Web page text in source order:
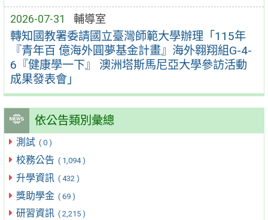
2026-07-31 輔導室
轉知國教署委請國立臺灣師範大學辦理「115年
『青年百 億海外圓夢基金計畫』海外翱翔組G-4-
6『健康學一下』 澳洲塔斯馬尼亞大學參訪活動
成果發表會」
依公告類別彙總
測試 ( 0 )
校務公告 ( 1,094 )
升學資訊 ( 432 )
獎助學金 ( 69 )
研習資訊 ( 2,215 )